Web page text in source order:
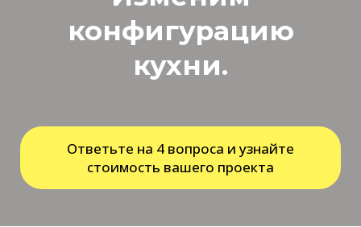
конфигурацию
кухни.
Ответьте на 4 вопроса и узнайте
стоимость вашего проекта